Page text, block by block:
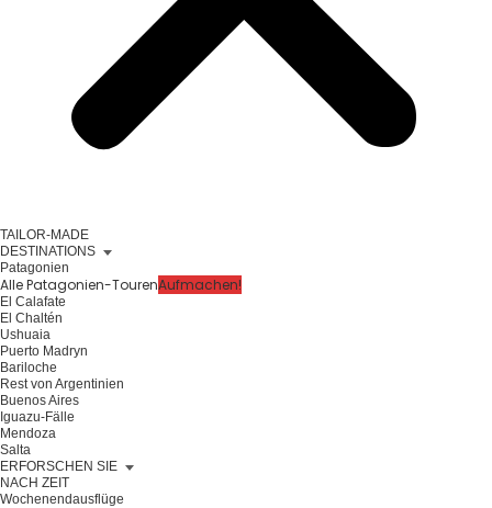
TAILOR-MADE
DESTINATIONS
Patagonien
Alle Patagonien-TourenAufmachen!
El Calafate
El Chaltén
Ushuaia
Puerto Madryn
Bariloche
Rest von Argentinien
Buenos Aires
Iguazu-Fälle
Mendoza
Salta
ERFORSCHEN SIE
NACH ZEIT
Wochenendausflüge